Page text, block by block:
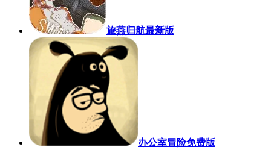
旅燕归航最新版
办公室冒险免费版